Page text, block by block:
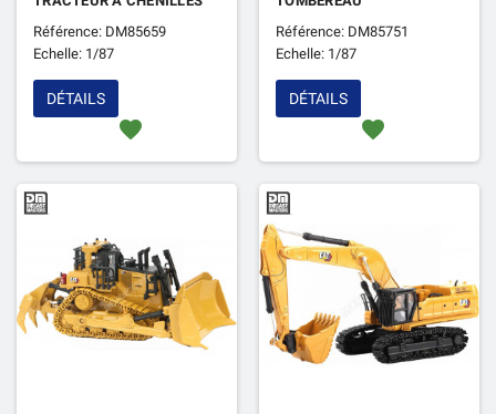
Référence: DM85659
Echelle: 1/87
favorite
DÉTAILS
Référence: DM85751
Echelle: 1/87
favorite
DÉTAILS